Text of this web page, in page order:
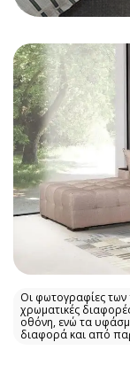
Οι φωτογραφίες των
χρωματικές
οθόνη, ενώ τα
διαφορά και από